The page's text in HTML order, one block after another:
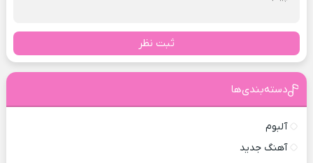
ثبت نظر
دسته‌بندی‌ها
آلبوم
آهنگ جدید